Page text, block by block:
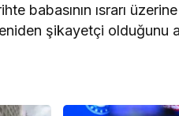
babasının ısrarı üzerine
şikayetçi olduğunu